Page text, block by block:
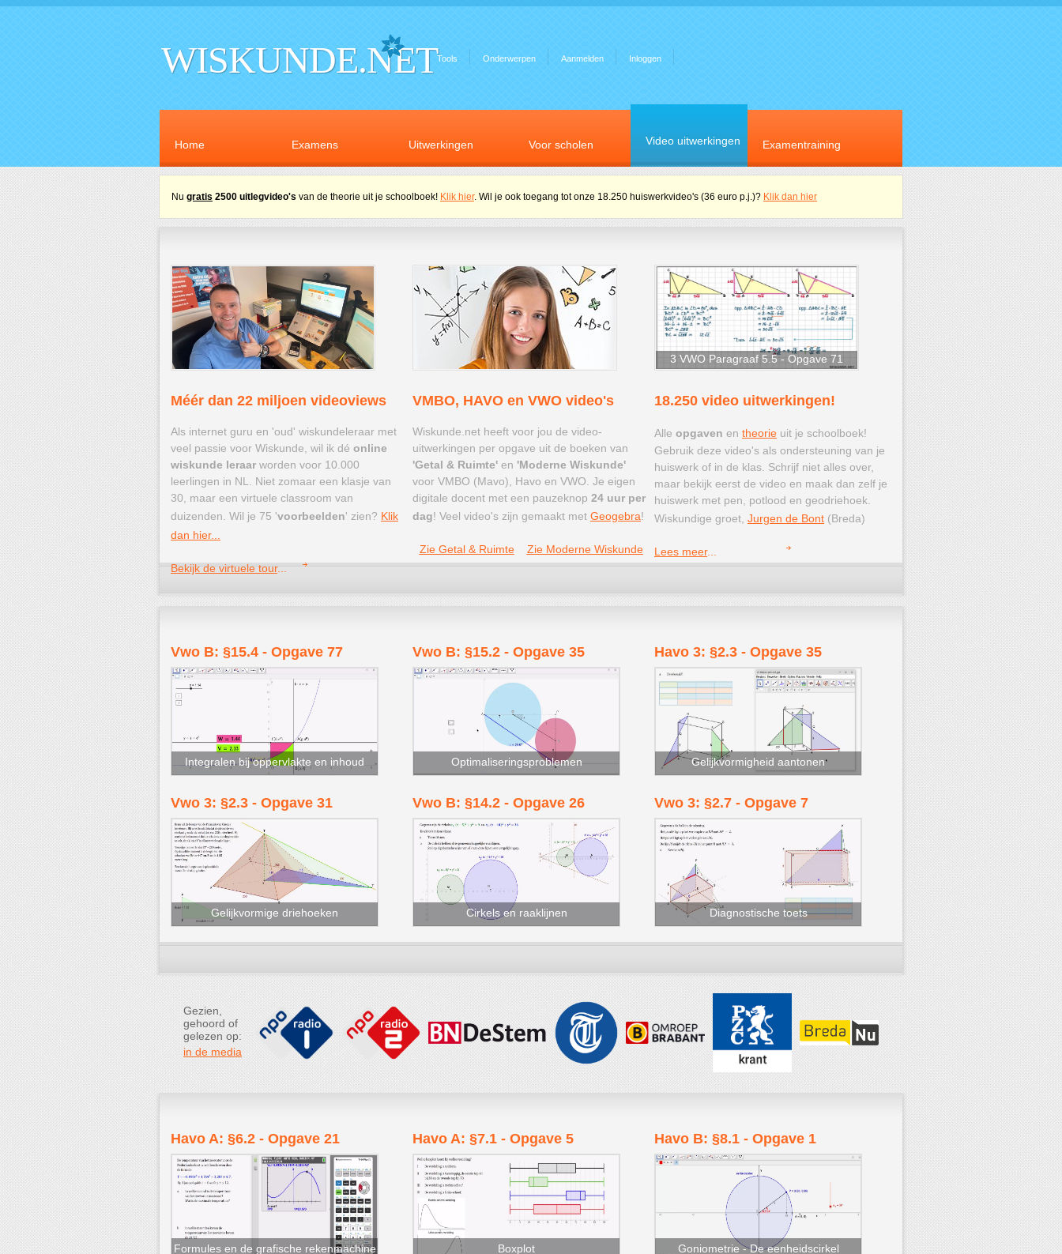
WISKUNDE.NETTools Onderwerpen Aanmelden Inloggen
Home Examens Uitwerkingen Voor scholen Video uitwerkingen Examentraining
Nu gratis 2500 uitlegvideo's van de theorie uit je schoolboek! Klik hier. Wil je ook toegang tot onze 18.250 huiswerkvideo's (36 euro p.j.)? Klik dan hier
Méér dan 22 miljoen videoviews
Als internet guru en 'oud' wiskundeleraar met
veel passie voor Wiskunde, wil ik dé online
wiskunde leraar worden voor 10.000
leerlingen in NL. Niet zomaar een klasje van
30, maar een virtuele classroom van
duizenden. Wil je 75 'voorbeelden' zien? Klik
dan hier...
Bekijk de virtuele tour...
VMBO, HAVO en VWO video's
Wiskunde.net heeft voor jou de video-
uitwerkingen per opgave uit de boeken van
'Getal & Ruimte' en 'Moderne Wiskunde'
voor VMBO (Mavo), Havo en VWO. Je eigen
digitale docent met een pauzeknop 24 uur per
dag! Veel video's zijn gemaakt met Geogebra!
Zie Getal & Ruimte Zie Moderne Wiskunde
3 VWO Paragraaf 5.5 - Opgave 71
18.250 video uitwerkingen!
Alle opgaven en theorie uit je schoolboek!
Gebruik deze video's als ondersteuning van je
huiswerk of in de klas. Schrijf niet alles over,
maar bekijk eerst de video en maak dan zelf je
huiswerk met pen, potlood en geodriehoek.
Wiskundige groet, Jurgen de Bont (Breda)
Lees meer...
Vwo B: §15.4 - Opgave 77
Integralen bij oppervlakte en inhoud
Vwo 3: §2.3 - Opgave 31
Gelijkvormige driehoeken
Vwo B: §15.2 - Opgave 35
Optimaliseringsproblemen
Vwo B: §14.2 - Opgave 26
Cirkels en raaklijnen
Havo 3: §2.3 - Opgave 35
Gelijkvormigheid aantonen
Vwo 3: §2.7 - Opgave 7
Diagnostische toets
Gezien,
gehoord of
gelezen op:
in de media
Havo A: §6.2 - Opgave 21
Formules en de grafische rekenmachine
Havo A: §7.1 - Opgave 5
Boxplot
Havo B: §8.1 - Opgave 1
Goniometrie - De eenheidscirkel